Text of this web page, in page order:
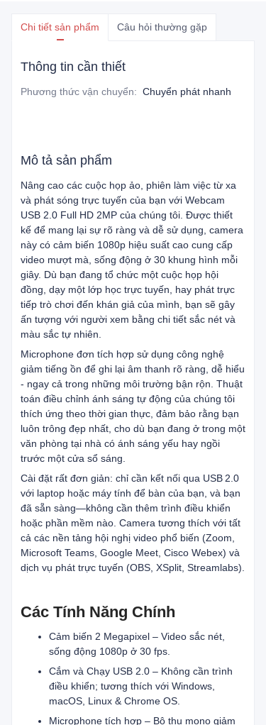
Chi tiết sản phẩm Câu hỏi thường gặp
Thông tin cần thiết
Phương thức vận chuyển: Chuyển phát nhanh
Mô tả sản phẩm
Nâng cao các cuộc họp ảo, phiên làm việc từ xa
và phát sóng trực tuyến của bạn với Webcam
USB 2.0 Full HD 2MP của chúng tôi. Được thiết
kế để mang lại sự rõ ràng và dễ sử dụng, camera
này có cảm biến 1080p hiệu suất cao cung cấp
video mượt mà, sống động ở 30 khung hình mỗi
giây. Dù bạn đang tổ chức một cuộc họp hội
đồng, dạy một lớp học trực tuyến, hay phát trực
tiếp trò chơi đến khán giả của mình, bạn sẽ gây
ấn tượng với người xem bằng chi tiết sắc nét và
màu sắc tự nhiên.
Microphone đơn tích hợp sử dụng công nghệ
giảm tiếng ồn để ghi lại âm thanh rõ ràng, dễ hiểu
- ngay cả trong những môi trường bận rộn. Thuật
toán điều chỉnh ánh sáng tự động của chúng tôi
thích ứng theo thời gian thực, đảm bảo rằng bạn
luôn trông đẹp nhất, cho dù bạn đang ở trong một
văn phòng tại nhà có ánh sáng yếu hay ngồi
trước một cửa sổ sáng.
Cài đặt rất đơn giản: chỉ cần kết nối qua USB 2.0
với laptop hoặc máy tính để bàn của bạn, và bạn
đã sẵn sàng—không cần thêm trình điều khiển
hoặc phần mềm nào. Camera tương thích với tất
cả các nền tảng hội nghị video phổ biến (Zoom,
Microsoft Teams, Google Meet, Cisco Webex) và
dịch vụ phát trực tuyến (OBS, XSplit, Streamlabs).
Các Tính Năng Chính
Cảm biến 2 Megapixel – Video sắc nét,
sống động 1080p ở 30 fps.
Cắm và Chạy USB 2.0 – Không cần trình
điều khiển; tương thích với Windows,
macOS, Linux & Chrome OS.
Microphone tích hợp – Bộ thu mono giảm